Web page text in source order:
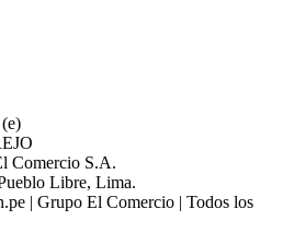
Comercio S.A.
Libre, Lima.
| Grupo El Comercio | Todos los